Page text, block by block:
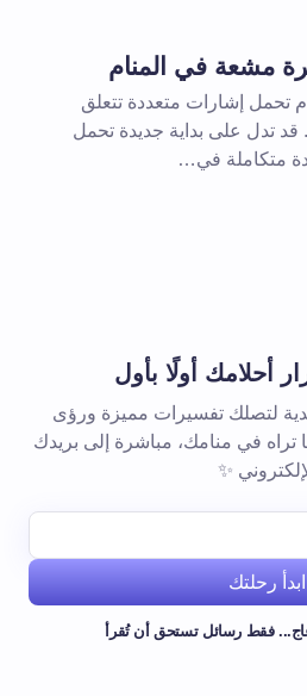
مشعة في المنام
تحمل إشارات متعددة تتعلق
قد تدل على بداية جديدة تحمل
متكاملة في…
أحلامك أولًا بأول
لتصلك تفسيرات مميزة ورؤى
تراه في منامك، مباشرة إلى بريدك
✨
ابدأ رحلتك
فقط رسائل تستحق أن تُقرأ